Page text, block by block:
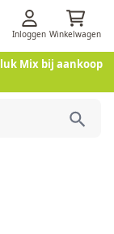
Mix bij aankoop
Inloggen Winkelwagen